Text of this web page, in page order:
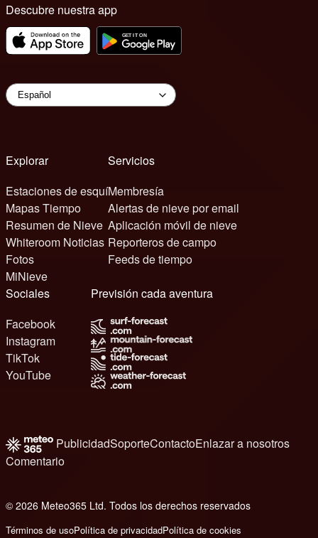
Descubre nuestra app
Explorar
Estaciones de esquí
Mapas Tiempo
Resumen de Nieve
Whiteroom Noticias
Fotos
MiNieve
Servicios
Membresía
Alertas de nieve por email
Aplicación móvil de nieve
Reporteros de campo
Feeds de tiempo
Sociales
Facebook
Instagram
TikTok
YouTube
Previsión cada aventura
PublicidadSoporteContactoEnlazar a nosotros
Comentario
© 2026 Meteo365 Ltd. Todos los derechos reservados
Términos de usoPolítica de privacidadPolítica de cookies